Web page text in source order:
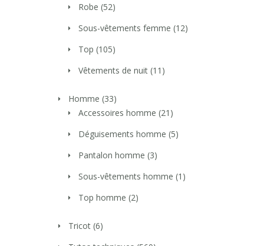
Robe (52)
Sous-vêtements femme (12)
Top (105)
Vêtements de nuit (11)
Homme (33)
Accessoires homme (21)
Déguisements homme (5)
Pantalon homme (3)
Sous-vêtements homme (1)
Top homme (2)
Tricot (6)